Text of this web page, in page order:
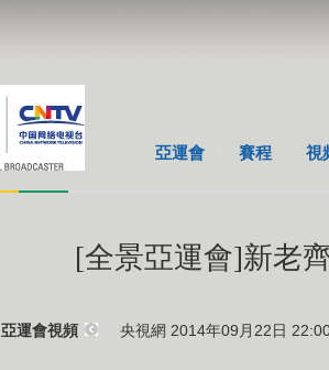
亞運會 賽程 視
[全景亞運會]新老
亞運會視頻 央視網 2014年09月22日